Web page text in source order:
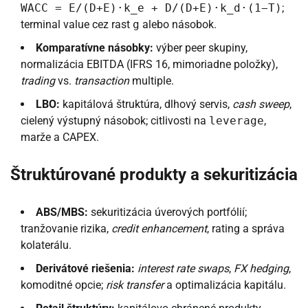
WACC = E/(D+E)·k_e + D/(D+E)·k_d·(1−T) ;
terminal value cez rast g alebo násobok.
Komparatívne násobky: výber peer skupiny,
normalizácia EBITDA (IFRS 16, mimoriadne položky),
tradingvs. transactionmultiple.
LBO: kapitálová štruktúra, dlhový servis, cash sweep,
cielený výstupný násobok; citlivosti na leverage,
marže a CAPEX.
Štruktúrované produkty a sekuritizácia
ABS/MBS: sekuritizácia úverových portfólií;
tranžovanie rizika, credit enhancement, rating a správa
kolaterálu.
Derivátové riešenia: interest rate swaps, FX hedging,
komoditné opcie; risk transfera optimalizácia kapitálu.